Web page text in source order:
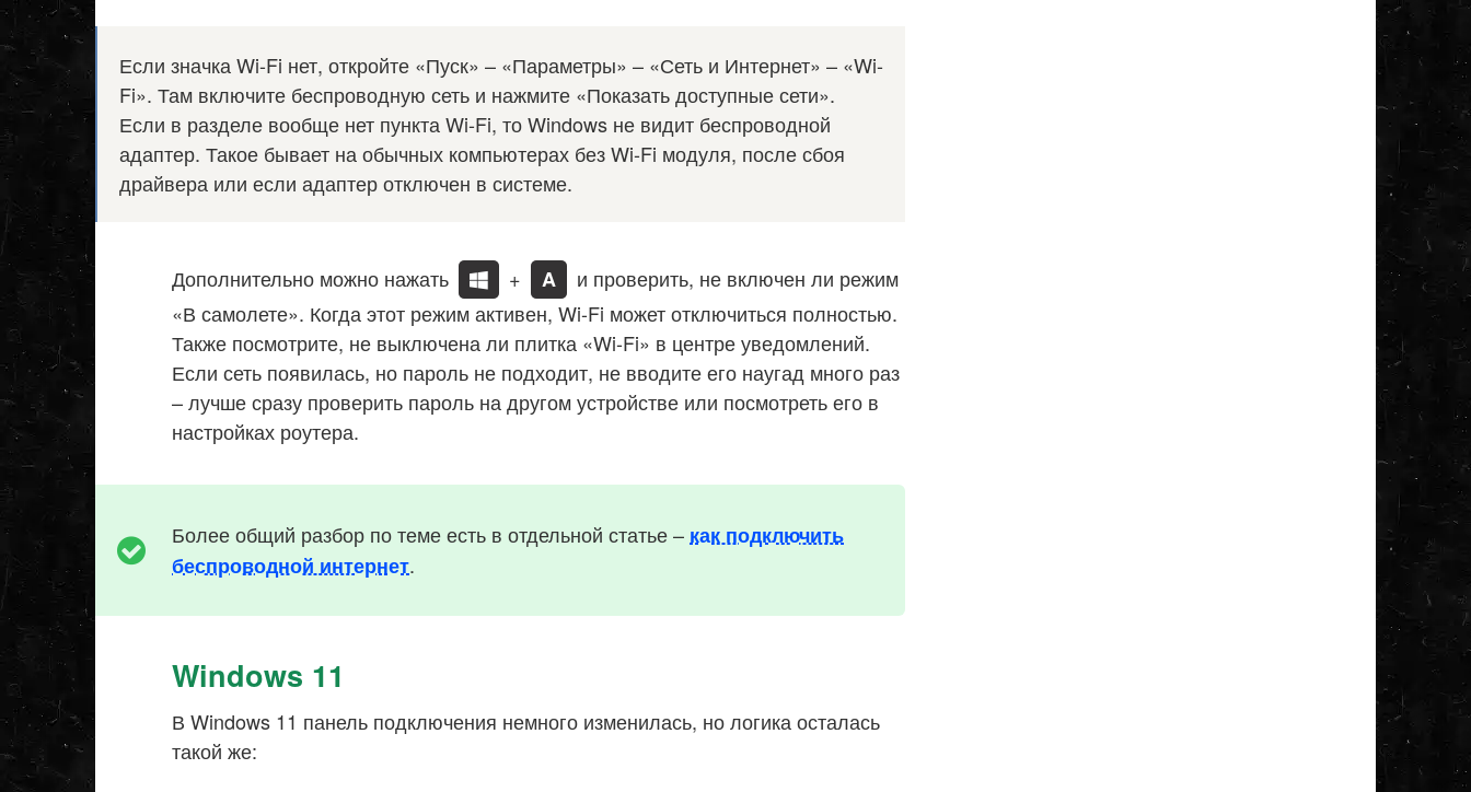
Если значка Wi-Fi нет, откройте «Пуск» – «Параметры» – «Сеть и Интернет» – «Wi-
Fi». Там включите беспроводную сеть и нажмите «Показать доступные сети».
Если в разделе вообще нет пункта Wi-Fi, то Windows не видит беспроводной
адаптер. Такое бывает на обычных компьютерах без Wi-Fi модуля, после сбоя
драйвера или если адаптер отключен в системе.
Дополнительно можно нажать + A
и проверить, не включен ли режим
«В самолете». Когда этот режим активен, Wi-Fi может отключиться полностью.
Также посмотрите, не выключена ли плитка «Wi-Fi» в центре уведомлений.
Если сеть появилась, но пароль не подходит, не вводите его наугад много раз
– лучше сразу проверить пароль на другом устройстве или посмотреть его в
настройках роутера.
Более общий разбор по теме есть в отдельной статье – как подключить
беспроводной интернет.
Windows 11
В Windows 11 панель подключения немного изменилась, но логика осталась
такой же: